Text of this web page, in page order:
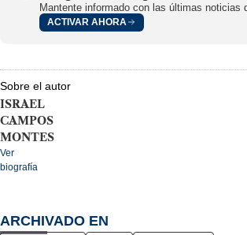
Mantente informado con las últimas noticias
ACTIVAR AHORA
Sobre el autor
ISRAEL
CAMPOS
MONTES
Ver
biografía
ARCHIVADO EN